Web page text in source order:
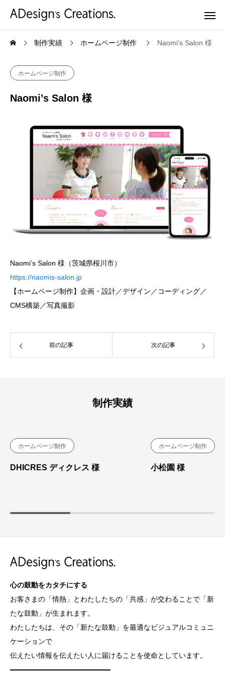
制作実績 ホームページ制作 Naomi’s Salon 様
ホームページ制作
Naomi’s Salon 様
Naomi’s Salon 様（茨城県桜川市）
https://naomis-salon.jp
【ホームページ制作】企画・設計／デザイン／コーディング／
CMS構築／写真撮影
前の記事 次の記事
制作実績
ホームページ制作
DHICRES ディクレス 様
ホームページ制作
小松園 様
心の鼓動をカタチにする
お客さまの「情熱」とわたしたちの「共感」が交わることで「新
たな鼓動」が生まれます。
わたしたちは、その「新たな鼓動」を最適なビジュアルコミュニ
ケーションで
伝えたい情報を伝えたい人に届けることを使命としています。